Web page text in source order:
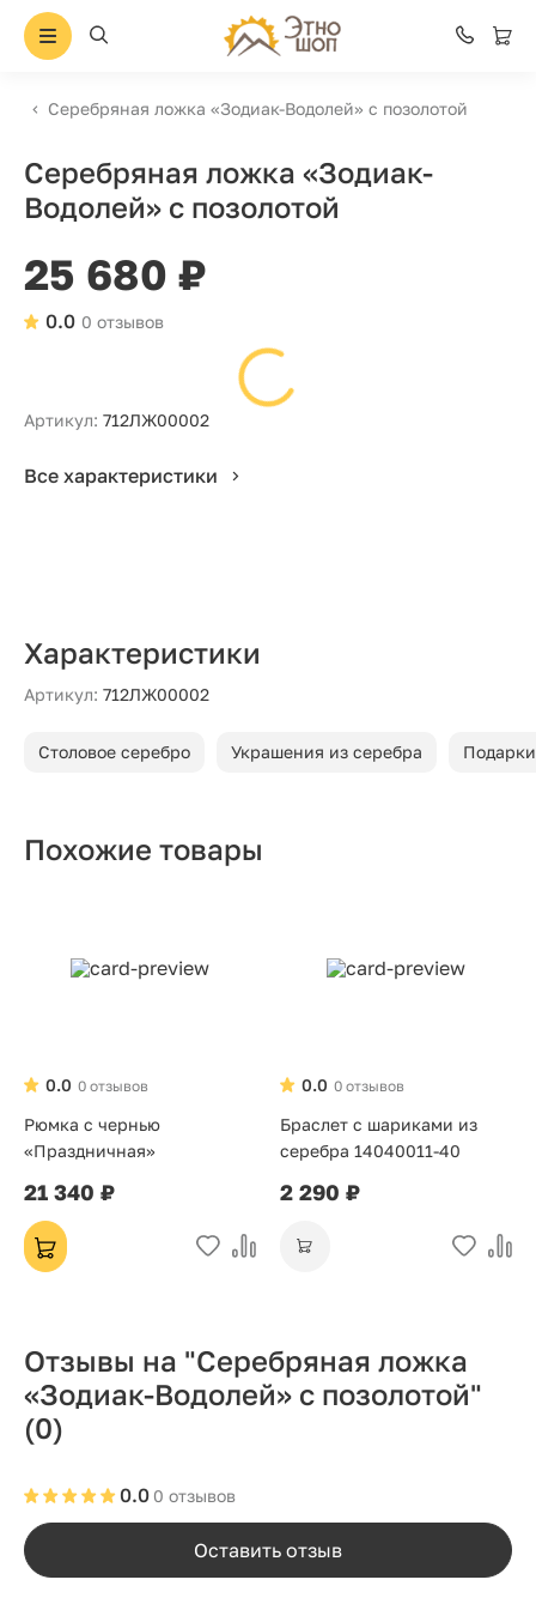
Серебряная ложка «Зодиак-Водолей» с позолотой
Серебряная ложка «Зодиак-
Водолей» с позолотой
25 680 ₽
0 отзывов
0.0
Артикул: 712ЛЖ00002
Все характеристики
Характеристики
Артикул: 712ЛЖ00002
Столовое серебро Украшения из серебра
Похожие товары
0 отзывов
0.0
Рюмка с чернью
«Праздничная»
21 340 ₽
0 отзывов
0.0
Браслет с шариками из
серебра 14040011-40
2 290 ₽
Отзывы на "Серебряная ложка
«Зодиак-Водолей» с позолотой"
(0)
0 отзывов
0.0
Оставить отзыв